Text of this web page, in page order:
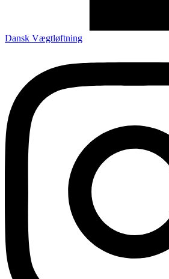
Dansk Vægtløftning